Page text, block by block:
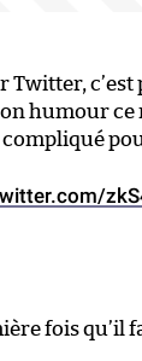
c’est
humour
compliqué
fois qu’il